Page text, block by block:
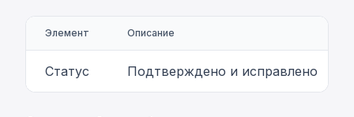
Элемент Описание
Статус Подтверждено и исправлено